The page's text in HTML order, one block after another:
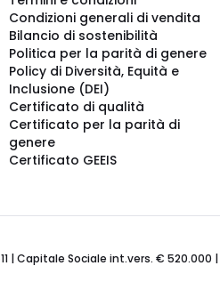
Condizioni generali di vendita
Bilancio di sostenibilità
Politica per la parità di genere
Policy di Diversità, Equità e
Inclusione (DEI)
Certificato di qualità
Certificato per la parità di
genere
Certificato GEEIS
Capitale Sociale int.vers. € 520.000 |